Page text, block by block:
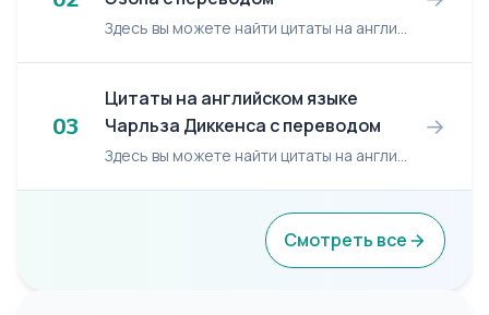
Здесь вы можете найти цитаты на английском языке Эзопа с переводом/ Aesop English quotes. По-английски Перевод на русский A crust eaten in peace is better than a...
03
Цитаты на английском языке
Чарльза Диккенса с переводом
Здесь вы можете найти цитаты на английском языке Чарльза Диккенса с переводом/ Charles Dickens English quotes. По-английски Перевод на русский A man who could bu...
→
Смотреть все